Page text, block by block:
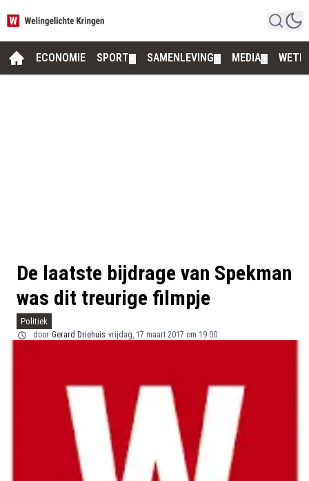
ECONOMIE SPORT SAMENLEVING MEDIA
De laatste bijdrage van Spekman
was dit treurige filmpje
Politiek
door Gerard Driehuis vrijdag, 17 maart 2017 om 19:00